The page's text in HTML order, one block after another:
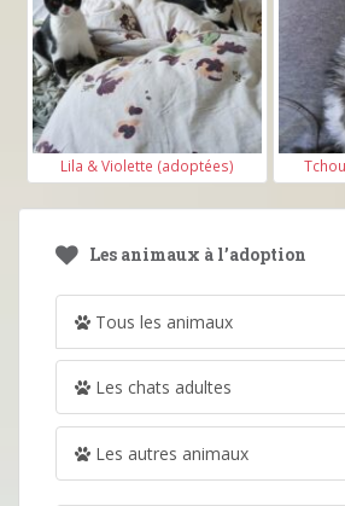
Lila & Violette (adoptées)
Les animaux à l’adoption
Tous les animaux
Les chats adultes
Les autres animaux